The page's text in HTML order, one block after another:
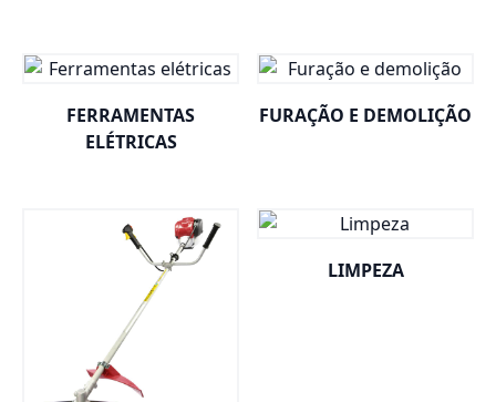
FERRAMENTAS
ELÉTRICAS
FURAÇÃO E DEMOLIÇÃO
LIMPEZA